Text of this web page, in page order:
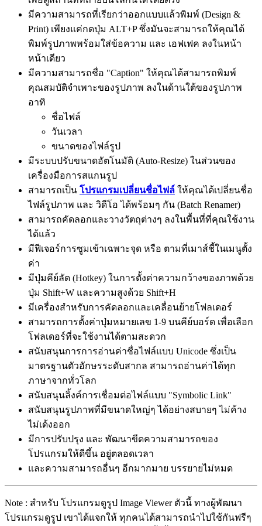
มีความสามารถที่เรียกว่าออกแบบแล้วพิมพ์ (Design &
Print) เพียงแค่กดปุ่ม ALT+P ซึ่งมันจะสามารถให้คุณได้
พิมพ์รูปภาพพร้อมใส่ข้อความ และ เอฟเฟค ลงในหน้า
หน้าเดียว
มีความสามารถชื่อ "Caption" ให้คุณได้สามารถพิมพ์
คุณสมบัติจำเพาะของรูปภาพ ลงในด้านใต้ของรูปภาพ
อาทิ
ชื่อไฟล์
วันเวลา
ขนาดของไฟล์รูป
มีระบบปรับขนาดอัตโนมัติ (Auto-Resize) ในส่วนของ
เครื่องมือการสแกนรูป
สามารถเป็น โปรแกรมเปลี่ยนชื่อไฟล์ ให้คุณได้เปลี่ยนชื่อ
ไฟล์รูปภาพ และ วิดีโอ ได้พร้อมๆ กัน (Batch Renamer)
สามารถคัดลอกและวางวัตถุต่างๆ ลงในพื้นที่ที่คุณใช้งาน
ได้แล้ว
มีฟีเจอร์การซูมเข้าเฉพาะจุด หรือ ตามที่เมาส์ชี้ในเมนูตั้ง
ค่า
มีปุ่มคีย์ลัด (Hotkey) ในการตั้งค่าความกว้างของภาพด้วย
ปุ่ม Shift+W และความสูงด้วย Shift+H
มีเครื่องสำหรับการคัดลอกและเคลื่อนย้ายโฟลเดอร์
สามารถการตั้งค่าปุ่มหมายเลข 1-9 บนคีย์บอร์ด เพื่อเลือก
โฟลเดอร์ที่จะใช้งานได้ตามสะดวก
สนับสนุนการการอ่านค่าชื่อไฟล์แบบ Unicode ซึ่งเป็น
มาตรฐานตัวอักษรระดับสากล สามารถอ่านค่าได้ทุก
ภาษาจากทั่วโลก
สนับสนุนลิ้งค์การเชื่อมต่อไฟล์แบบ "Symbolic Link"
สนับสนุนรูปภาพที่มีขนาดใหญ่ๆ ได้อย่างสบายๆ ไม่ค้าง
ไม่เด้งออก
มีการปรับปรุง และ พัฒนาขีดความสามารถของ
โปรแกรมให้ดีขึ้น อยู่ตลอดเวลา
และความสามารถอื่นๆ อีกมากมาย บรรยายไม่หมด
Note : สำหรับ โปรแกรมดูรูป Image Viewer ตัวนี้ ทางผู้พัฒนา
โปรแกรมดูรูป เขาได้แจกให้ ทุกคนได้สามารถนำไปใช้กันฟรีๆ